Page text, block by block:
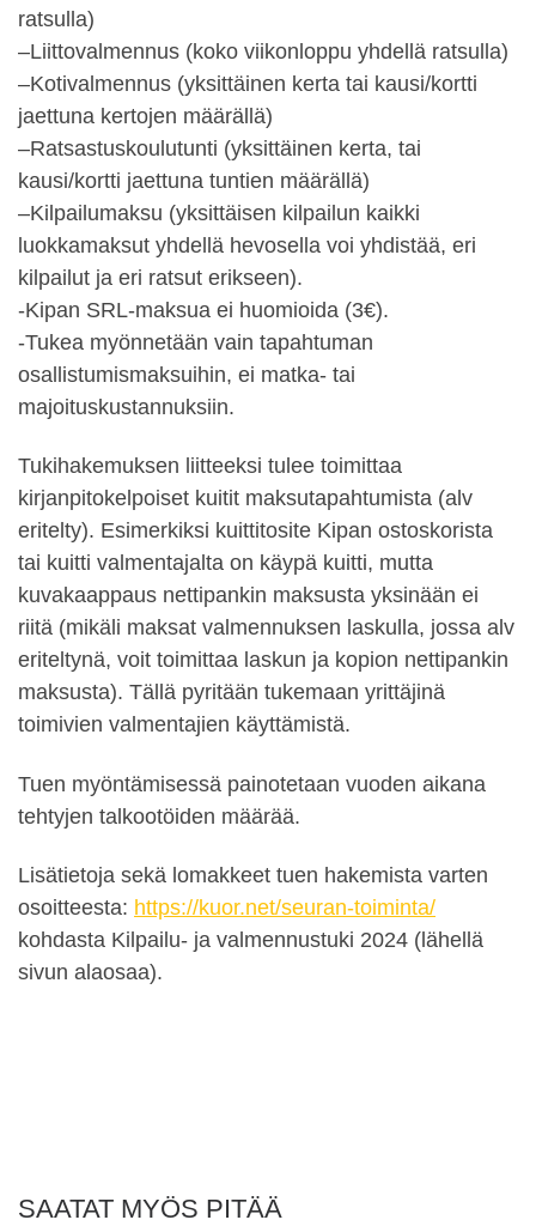
ratsulla)
–Liittovalmennus (koko viikonloppu yhdellä ratsulla)
–Kotivalmennus (yksittäinen kerta tai kausi/kortti
jaettuna kertojen määrällä)
–Ratsastuskoulutunti (yksittäinen kerta, tai
kausi/kortti jaettuna tuntien määrällä)
–Kilpailumaksu (yksittäisen kilpailun kaikki
luokkamaksut yhdellä hevosella voi yhdistää, eri
kilpailut ja eri ratsut erikseen).
-Kipan SRL-maksua ei huomioida (3€).
-Tukea myönnetään vain tapahtuman
osallistumismaksuihin, ei matka- tai
majoituskustannuksiin.
Tukihakemuksen liitteeksi tulee toimittaa
kirjanpitokelpoiset kuitit maksutapahtumista (alv
eritelty). Esimerkiksi kuittitosite Kipan ostoskorista
tai kuitti valmentajalta on käypä kuitti, mutta
kuvakaappaus nettipankin maksusta yksinään ei
riitä (mikäli maksat valmennuksen laskulla, jossa alv
eriteltynä, voit toimittaa laskun ja kopion nettipankin
maksusta). Tällä pyritään tukemaan yrittäjinä
toimivien valmentajien käyttämistä.
Tuen myöntämisessä painotetaan vuoden aikana
tehtyjen talkootöiden määrää.
Lisätietoja sekä lomakkeet tuen hakemista varten
osoitteesta: https://kuor.net/seuran-toiminta/
kohdasta Kilpailu- ja valmennustuki 2024 (lähellä
sivun alaosaa).
SAATAT MYÖS PITÄÄ